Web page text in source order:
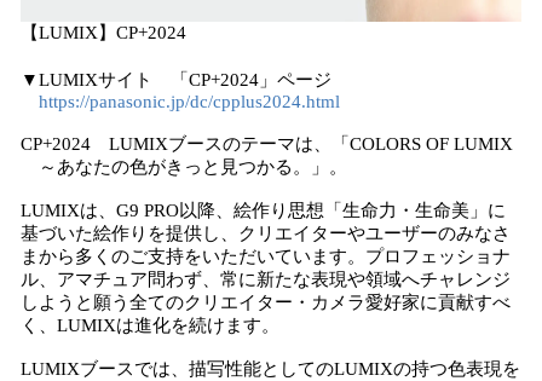
【LUMIX】CP+2024
▼LUMIXサイト 「CP+2024」ページ
https://panasonic.jp/dc/cpplus2024.html
CP+2024 LUMIXブースのテーマは、「COLORS OF LUMIX
～あなたの色がきっと見つかる。」。
LUMIXは、G9 PRO以降、絵作り思想「生命力・生命美」に
基づいた絵作りを提供し、クリエイターやユーザーのみなさ
まから多くのご支持をいただいています。プロフェッショナ
ル、アマチュア問わず、常に新たな表現や領域へチャレンジ
しようと願う全てのクリエイター・カメラ愛好家に貢献すべ
く、LUMIXは進化を続けます。
LUMIXブースでは、描写性能としてのLUMIXの持つ色表現を